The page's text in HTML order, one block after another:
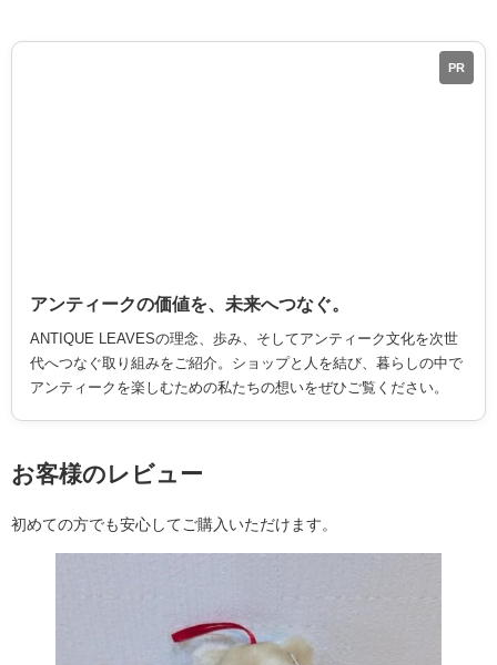
PR
アンティークの価値を、未来へつなぐ。
ANTIQUE LEAVESの理念、歩み、そしてアンティーク文化を次世
代へつなぐ取り組みをご紹介。ショップと人を結び、暮らしの中で
アンティークを楽しむための私たちの想いをぜひご覧ください。
お客様のレビュー
初めての方でも安心してご購入いただけます。